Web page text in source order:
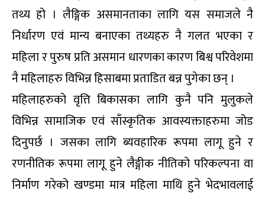
तथ्य हो । लैङ्गिक असमानताका लागि यस समाजले नै
निर्धारण एवं मान्य बनाएका तथ्यहरु नै गलत भएका र
महिला र पुरुष प्रति असमान धारणका कारण बिश्व परिवेशमा
नै महिलाहरु विभिन्न हिसाबमा प्रताडित बन्न पुगेका छन् ।
महिलाहरुको वृत्ति बिकासका लागि कुनै पनि मुलुकले
विभिन्न सामाजिक एवं साँस्कृतिक आवस्यक्ताहरुमा जोड
दिनुपर्छ । जसका लागि ब्यवहारिक रूपमा लागू हुने र
रणनीतिक रूपमा लागू हुने लैङ्गीक नीतिको परिकल्पना वा
निर्माण गरेको खण्डमा मात्र महिला माथि हुने भेदभावलाई